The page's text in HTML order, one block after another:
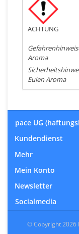
ACHTUNG
Aroma
Eulen Aroma
pace UG
Kundendienst
Mehr
Mein Konto
Newsletter
Socialmedia
© Copyright 2026